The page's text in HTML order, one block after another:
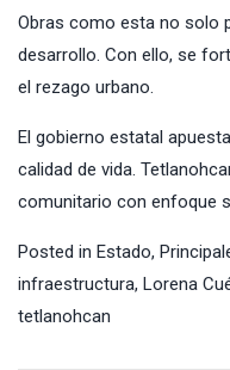
Obras como esta no solo
desarrollo. Con ello, se
el rezago urbano.
El gobierno estatal
calidad de vida.
comunitario con enfoque
Posted in Estado,
infraestructura, Lorena
tetlanohcan